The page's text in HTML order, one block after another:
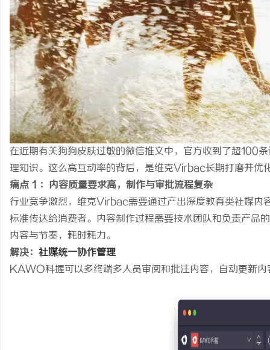
在近期有关狗狗皮肤过敏的微信推文中，官方收到了超100
理知识。这么高互动率的背后，是维克Virbac长期打磨并
痛点 1 ：内容质量要求高，制作与审批流程复杂
行业竞争激烈，维克Virbac需要通过产出深度教育类社媒内
标准传达给消费者。内容制作过程需要技术团队和负责产品
内容与节奏，耗时耗力。
解决： 社媒统一协作管理
KAWO科握可以多终端多人员审阅和批注内容，自动更新
330FE20耐磨改性颗粒：提升工程材料性能
的秘密武器
激光切割系列：技